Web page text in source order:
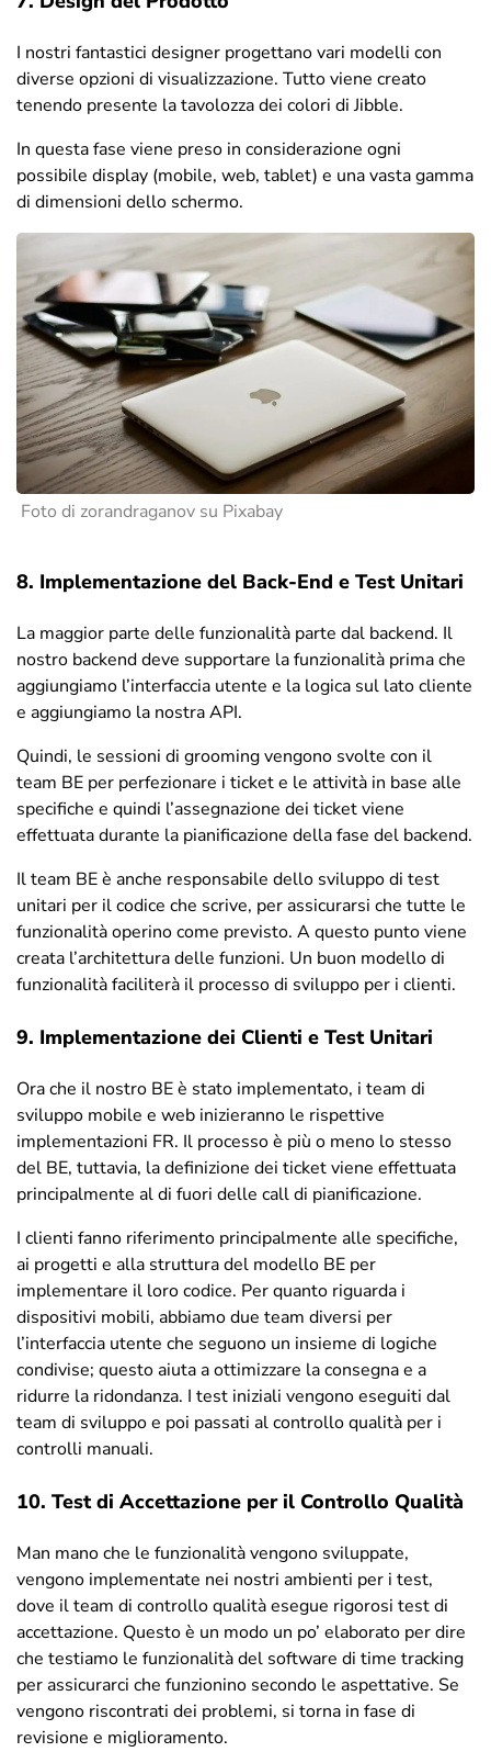
I nostri fantastici designer progettano vari modelli con
diverse opzioni di visualizzazione. Tutto viene creato
tenendo presente la tavolozza dei colori di Jibble.
In questa fase viene preso in considerazione ogni
possibile display (mobile, web, tablet) e una vasta gamma
di dimensioni dello schermo.
Foto di zorandraganov su Pixabay
8. Implementazione del Back-End e Test Unitari
La maggior parte delle funzionalità parte dal backend. Il
nostro backend deve supportare la funzionalità prima che
aggiungiamo l’interfaccia utente e la logica sul lato cliente
e aggiungiamo la nostra API.
Quindi, le sessioni di grooming vengono svolte con il
team BE per perfezionare i ticket e le attività in base alle
specifiche e quindi l’assegnazione dei ticket viene
effettuata durante la pianificazione della fase del backend.
Il team BE è anche responsabile dello sviluppo di test
unitari per il codice che scrive, per assicurarsi che tutte le
funzionalità operino come previsto. A questo punto viene
creata l’architettura delle funzioni. Un buon modello di
funzionalità faciliterà il processo di sviluppo per i clienti.
9. Implementazione dei Clienti e Test Unitari
Ora che il nostro BE è stato implementato, i team di
sviluppo mobile e web inizieranno le rispettive
implementazioni FR. Il processo è più o meno lo stesso
del BE, tuttavia, la definizione dei ticket viene effettuata
principalmente al di fuori delle call di pianificazione.
I clienti fanno riferimento principalmente alle specifiche,
ai progetti e alla struttura del modello BE per
implementare il loro codice. Per quanto riguarda i
dispositivi mobili, abbiamo due team diversi per
l’interfaccia utente che seguono un insieme di logiche
condivise; questo aiuta a ottimizzare la consegna e a
ridurre la ridondanza. I test iniziali vengono eseguiti dal
team di sviluppo e poi passati al controllo qualità per i
controlli manuali.
10. Test di Accettazione per il Controllo Qualità
Man mano che le funzionalità vengono sviluppate,
vengono implementate nei nostri ambienti per i test,
dove il team di controllo qualità esegue rigorosi test di
accettazione. Questo è un modo un po’ elaborato per dire
che testiamo le funzionalità del software di time tracking
per assicurarci che funzionino secondo le aspettative. Se
vengono riscontrati dei problemi, si torna in fase di
revisione e miglioramento.